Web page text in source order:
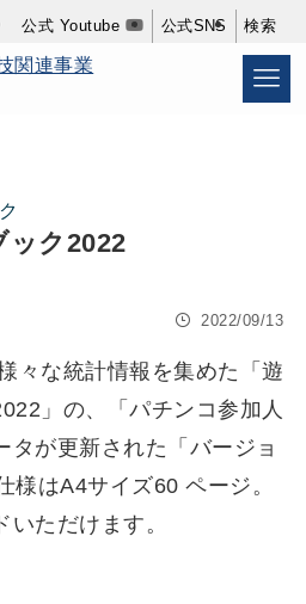
公式 Youtube 公式SNS 検索
ック2022
2022/09/13
々な統計情報を集めた「遊
」の、「パチンコ参加人
タが更新された「バージョ
様はA4サイズ60 ページ。
いただけます。